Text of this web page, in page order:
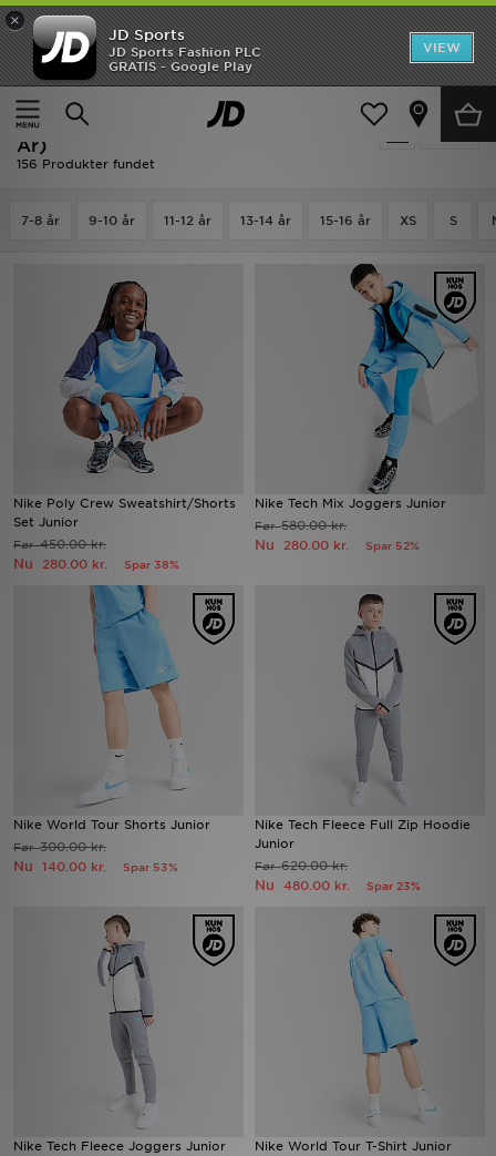
×
JD Sports
JD Sports Fashion PLC
GRATIS - Google Play
VIEW
Hjem
Børn Junior Tøj (8-15 År)
Udsalg | Børn - Nike Junior Tøj (8-15
År)
156 Produkter fundet
7-8 år 9-10 år 11-12 år 13-14 år 15-16 år XS S
Nike Poly Crew Sweatshirt/Shorts
Set Junior
Før450.00 kr.
Nu 280.00 kr. Spar 38%
Nike Tech Mix Joggers Junior
Før580.00 kr.
Nu 280.00 kr. Spar 52%
Nike World Tour Shorts Junior
Før300.00 kr.
Nu 140.00 kr. Spar 53%
Nike Tech Fleece Full Zip Hoodie
Junior
Før620.00 kr.
Nu 480.00 kr. Spar 23%
Nike Tech Fleece Joggers Junior Nike World Tour T-Shirt Junior
Hjem
UDSALG
Nyheder
Bestsellers
Brands
Sport
Download JD app'en
Mine beskeder
Hjælp & information